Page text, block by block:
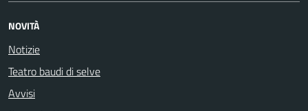
NOVITÀ
Notizie
Teatro baudi di selve
Avvisi